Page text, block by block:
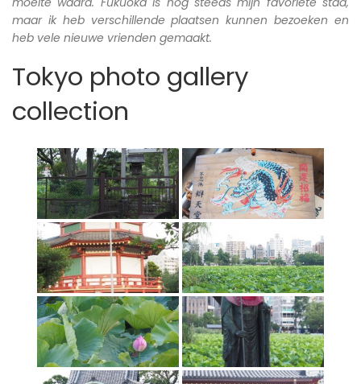
maar ik heb verschillende plaatsen kunnen bezoeken en
heb vele nieuwe vrienden gemaakt.
Tokyo photo gallery
collection